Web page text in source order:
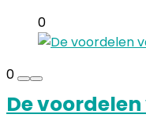
0
0
De